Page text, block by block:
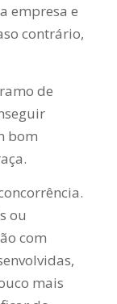
empresa e
contrário,
de
bom
ou
com
mais